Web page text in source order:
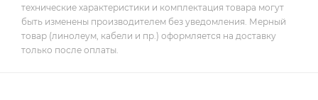
технические характеристики и комплектация товара могут
быть изменены производителем без уведомления. Мерный
товар (линолеум, кабели и пр.) оформляется на доставку
только после оплаты.